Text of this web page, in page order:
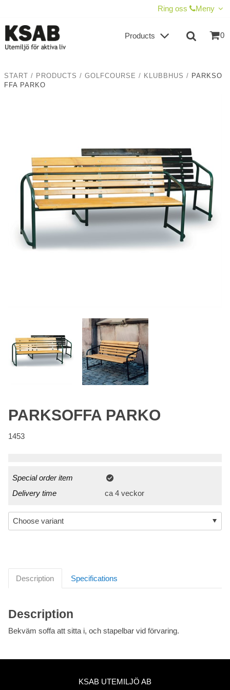
Ring oss Meny
0
Products
START / PRODUCTS / GOLFCOURSE / KLUBBHUS / PARKSO
FFA PARKO
PARKSOFFA PARKO
1453
Special order item
Delivery time
ca 4 veckor
Description Specifications
Description
Bekväm soffa att sitta i, och stapelbar vid förvaring.
KSAB UTEMILJÖ AB
CHECKOUT